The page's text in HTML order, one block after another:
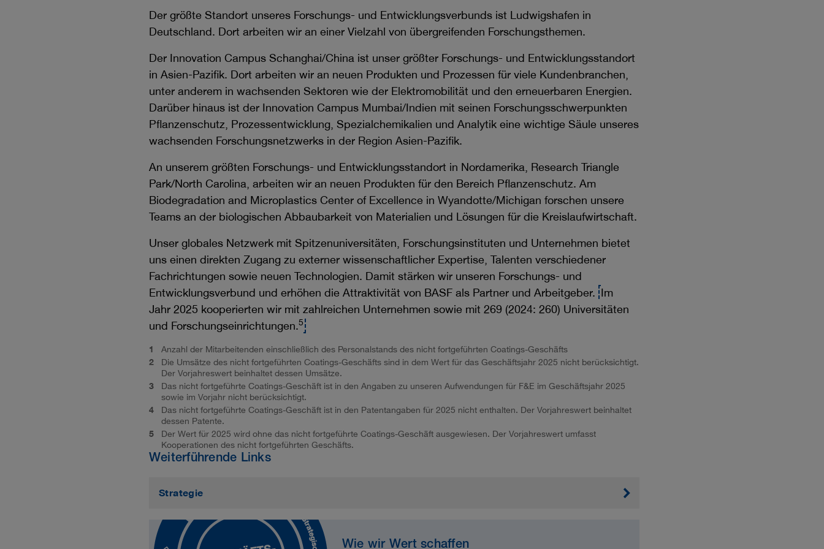
Der größte Standort unseres Forschungs- und Entwicklungsverbunds ist Ludwigshafen in
Deutschland. Dort arbeiten wir an einer Vielzahl von übergreifenden Forschungsthemen.
Der Innovation Campus Schanghai/China ist unser größter Forschungs- und Entwicklungsstandort
in Asien-Pazifik. Dort arbeiten wir an neuen Produkten und Prozessen für viele Kundenbranchen,
unter anderem in wachsenden Sektoren wie der Elektromobilität und den erneuerbaren Energien.
Darüber hinaus ist der Innovation Campus Mumbai/Indien mit seinen Forschungsschwerpunkten
Pflanzenschutz, Prozessentwicklung, Spezialchemikalien und Analytik eine wichtige Säule unseres
wachsenden Forschungsnetzwerks in der Region Asien-Pazifik.
An unserem größten Forschungs- und Entwicklungsstandort in Nordamerika, Research Triangle
Park/North Carolina, arbeiten wir an neuen Produkten für den Bereich Pflanzenschutz. Am
Biodegradation and Microplastics Center of Excellence in Wyandotte/Michigan forschen unsere
Teams an der biologischen Abbaubarkeit von Materialien und Lösungen für die Kreislaufwirtschaft.
Unser globales Netzwerk mit Spitzenuniversitäten, Forschungsinstituten und Unternehmen bietet
uns einen direkten Zugang zu externer wissenschaftlicher Expertise, Talenten verschiedener
Fachrichtungen sowie neuen Technologien. Damit stärken wir unseren Forschungs- und
Entwicklungsverbund und erhöhen die Attraktivität von BASF als Partner und Arbeitgeber. Im
Jahr 2025 kooperierten wir mit zahlreichen Unternehmen sowie mit 269 (2024: 260) Universitäten
und Forschungseinrichtungen.5
1 Anzahl der Mitarbeitenden einschließlich des Personalstands des nicht fortgeführten Coatings-Geschäfts
2
Die Umsätze des nicht fortgeführten Coatings-Geschäfts sind in dem Wert für das Geschäftsjahr 2025 nicht berücksichtigt.
Der Vorjahreswert beinhaltet dessen Umsätze.
3
Das nicht fortgeführte Coatings-Geschäft ist in den Angaben zu unseren Aufwendungen für F&E im Geschäftsjahr 2025
sowie im Vorjahr nicht berücksichtigt.
4
Das nicht fortgeführte Coatings-Geschäft ist in den Patentangaben für 2025 nicht enthalten. Der Vorjahreswert beinhaltet
dessen Patente.
5
Der Wert für 2025 wird ohne das nicht fortgeführte Coatings-Geschäft ausgewiesen. Der Vorjahreswert umfasst
Kooperationen des nicht fortgeführten Geschäfts.
Weiterführende Links
Strategie
Wie wir Wert schaffen